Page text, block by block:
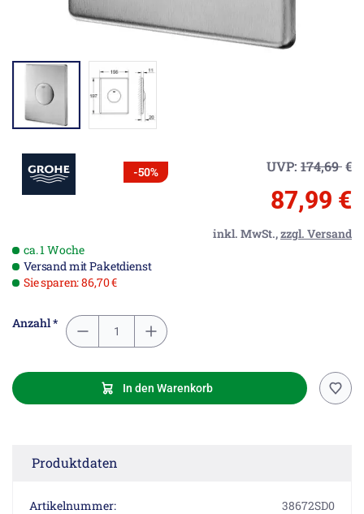
-50% UVP: 174,69€
87,99 €
inkl. MwSt.,zzgl. Versand
ca. 1 Woche
Versand mit Paketdienst
Sie sparen: 86,70 €
Anzahl *
In den Warenkorb
Produktdaten
Artikelnummer: 38672SD0